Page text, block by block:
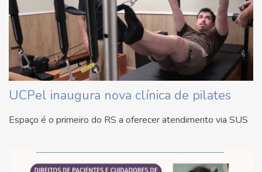
UCPel inaugura nova clínica de pilates
Espaço é o primeiro do RS a oferecer atendimento via SUS